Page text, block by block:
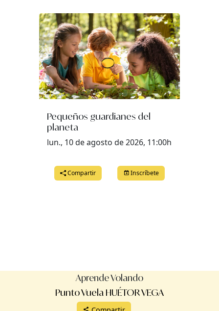
Pequeños guardianes del
planeta
lun., 10 de agosto de 2026, 11:00h
Compartir Inscríbete
Aprende Volando
Punto Vuela HUÉTOR VEGA